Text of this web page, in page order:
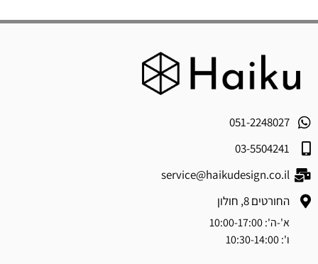
051-2248027
03-5504241
service@haikudesign.co.il
החורטים 8, חולון
א'-ה': 10:00-17:00
ו': 10:30-14:00